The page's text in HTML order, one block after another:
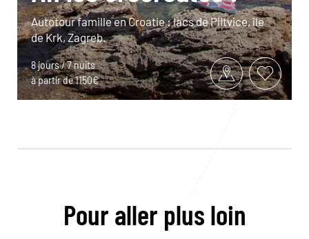
Autotour famille en Croatie : lacs de Plitvice, île
de Krk, Zagreb.
8 jours / 7 nuits
à partir de 1150€
Pour aller plus loin